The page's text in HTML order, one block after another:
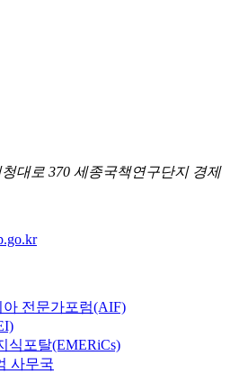
대로 370 세종국책연구단지 경제
아 전문가포럼(AIF)
식포탈(EMERiCs)
사무국